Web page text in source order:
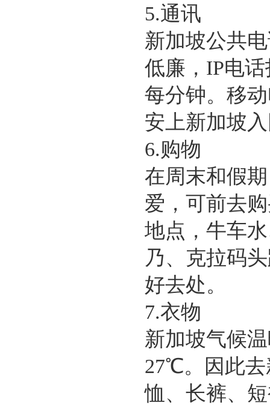
5.通讯
新加坡公共
低廉，IP电
每分钟。移
安上新加坡
6.购物
在周末和假
爱，可前去
地点，牛车
乃、克拉码
好去处。
7.衣物
新加坡气候
27℃。因此去
恤、长裤、